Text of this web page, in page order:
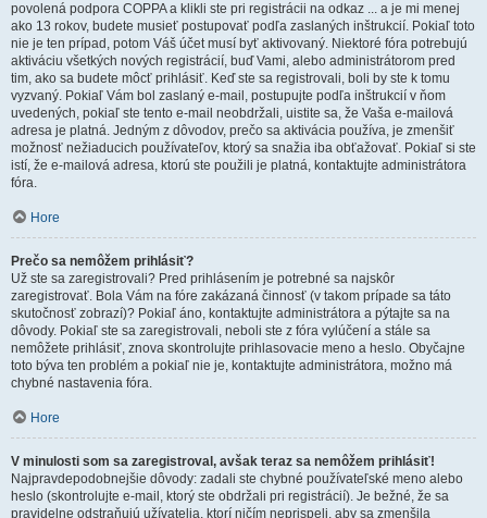
povolená podpora COPPA a klikli ste pri registrácii na odkaz ... a je mi menej
ako 13 rokov, budete musieť postupovať podľa zaslaných inštrukcií. Pokiaľ toto
nie je ten prípad, potom Váš účet musí byť aktivovaný. Niektoré fóra potrebujú
aktiváciu všetkých nových registrácií, buď Vami, alebo administrátorom pred
tim, ako sa budete môcť prihlásiť. Keď ste sa registrovali, boli by ste k tomu
vyzvaný. Pokiaľ Vám bol zaslaný e-mail, postupujte podľa inštrukcií v ňom
uvedených, pokiaľ ste tento e-mail neobdržali, uistite sa, že Vaša e-mailová
adresa je platná. Jedným z dôvodov, prečo sa aktivácia používa, je zmenšiť
možnosť nežiaducich používateľov, ktorý sa snažia iba obťažovať. Pokiaľ si ste
istí, že e-mailová adresa, ktorú ste použili je platná, kontaktujte administrátora
fóra.
Hore
Prečo sa nemôžem prihlásiť?
Už ste sa zaregistrovali? Pred prihlásením je potrebné sa najskôr
zaregistrovať. Bola Vám na fóre zakázaná činnosť (v takom prípade sa táto
skutočnosť zobrazí)? Pokiaľ áno, kontaktujte administrátora a pýtajte sa na
dôvody. Pokiaľ ste sa zaregistrovali, neboli ste z fóra vylúčení a stále sa
nemôžete prihlásiť, znova skontrolujte prihlasovacie meno a heslo. Obyčajne
toto býva ten problém a pokiaľ nie je, kontaktujte administrátora, možno má
chybné nastavenia fóra.
Hore
V minulosti som sa zaregistroval, avšak teraz sa nemôžem prihlásiť!
Najpravdepodobnejšie dôvody: zadali ste chybné používateľské meno alebo
heslo (skontrolujte e-mail, ktorý ste obdržali pri registrácií). Je bežné, že sa
pravidelne odstraňujú užívatelia, ktorí ničím neprispeli, aby sa zmenšila